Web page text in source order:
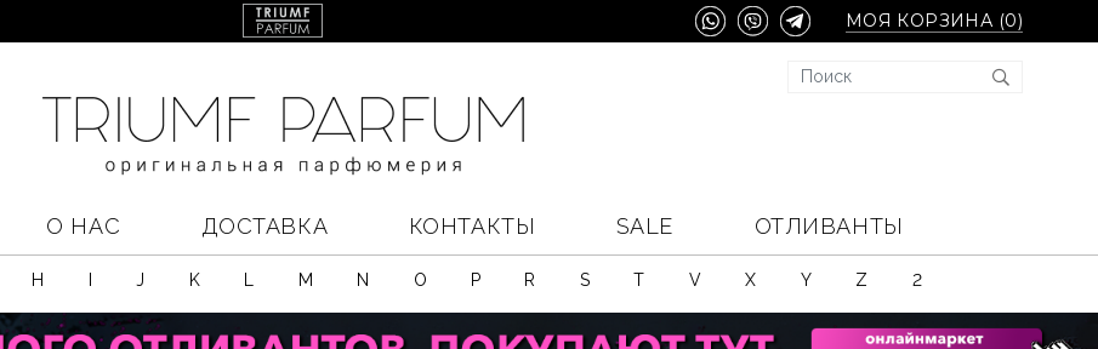
МОЯ КОРЗИНА (0)
О НАС ДОСТАВКА КОНТАКТЫ SALE ОТЛИВАНТЫ
H J K M N O P R S T V X Y Z 2